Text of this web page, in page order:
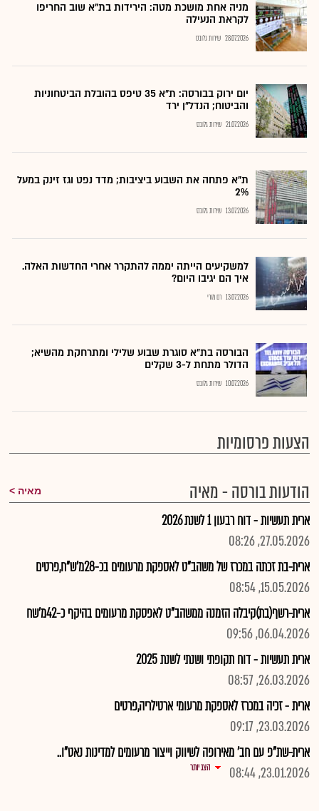
מניה אחת מושכת מטה: הירידות בת"א שוב החריפו
לקראת הנעילה
28.07.2026 שירות גלובס
יום ירוק בבורסה: ת"א 35 טיפס בהובלת הביטחוניות
והביטוח; הנדל"ן ירד
21.07.2026 שירות גלובס
ת"א פתחה את השבוע ביציבות; מדד נפט וגז זינק במעל
2%
13.07.2026 שירות גלובס
למשקיעים הייתה יממה להתקרר אחרי החדשות האלה.
איך הם יגיבו היום?
13.07.2026 רם מורי
הבורסה בת״א סוגרת שבוע שלילי ומתרחקת מהשיא;
הדולר מתחת ל-3 שקלים
10.07.2026 שירות גלובס
הצעות פרסומיות
הודעות בורסה - מאיה
מאיה
ארית תעשיות - דוח רבעון 1 לשנת 2026
27.05.2026, 08:26
ארית-בת זכתה במכרז של משהב"ט לאספקת מרעומים בכ-28מ'ש"ח,פרטים
15.05.2026, 08:54
ארית-רשף(בת)קיבלה הזמנה ממשהב"ט לאפסקת מרעומים בהיקף כ-42מ'שח
06.04.2026, 09:56
ארית תעשיות - דוח תקופתי ושנתי לשנת 2025
26.03.2026, 08:57
ארית - זכיה במכרז לאספקת מרעומי ארטילריה,פרטים
23.03.2026, 09:17
ארית-שת"פ עם חב' מאירופה לשיווק וייצור מרעומים למדינות נאט"ו..
23.01.2026, 08:44
הצג יותר